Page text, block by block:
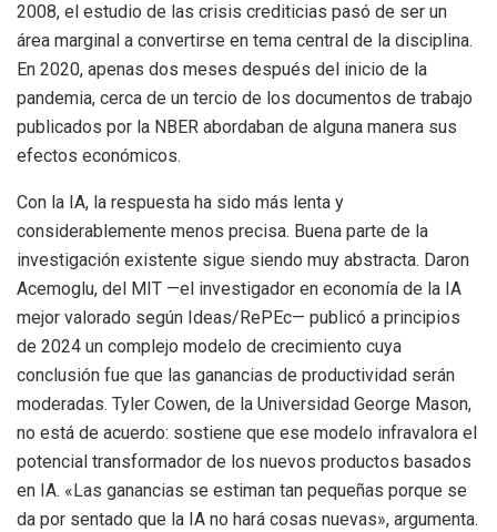
2008, el estudio de las crisis crediticias pasó de ser un
área marginal a convertirse en tema central de la disciplina.
En 2020, apenas dos meses después del inicio de la
pandemia, cerca de un tercio de los documentos de trabajo
publicados por la NBER abordaban de alguna manera sus
efectos económicos.
Con la IA, la respuesta ha sido más lenta y
considerablemente menos precisa. Buena parte de la
investigación existente sigue siendo muy abstracta. Daron
Acemoglu, del MIT —el investigador en economía de la IA
mejor valorado según Ideas/RePEc— publicó a principios
de 2024 un complejo modelo de crecimiento cuya
conclusión fue que las ganancias de productividad serán
moderadas. Tyler Cowen, de la Universidad George Mason,
no está de acuerdo: sostiene que ese modelo infravalora el
potencial transformador de los nuevos productos basados
en IA. «Las ganancias se estiman tan pequeñas porque se
da por sentado que la IA no hará cosas nuevas», argumenta.